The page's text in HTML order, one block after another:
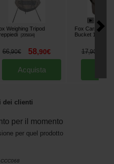
Weighing Tripod
205834]
66,90€ 58,90€
Acquista
Fox
Bucket 10L
17,90
dei clienti
per il momento
per quel prodotto
CCC068